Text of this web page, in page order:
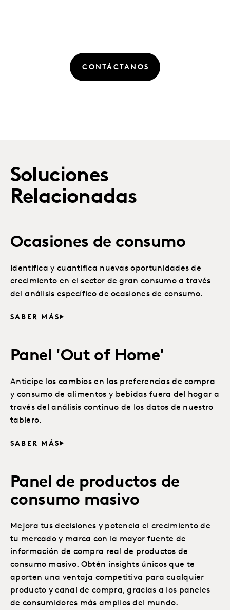
CONTÁCTANOS
Soluciones
Relacionadas
Ocasiones de consumo
Identifica y cuantifica nuevas oportunidades de
crecimiento en el sector de gran consumo a través
del análisis específico de ocasiones de consumo.
SABER MÁS
Panel 'Out of Home'
Anticipe los cambios en las preferencias de compra
y consumo de alimentos y bebidas fuera del hogar a
través del análisis continuo de los datos de nuestro
tablero.
SABER MÁS
Panel de productos de
consumo masivo
Mejora tus decisiones y potencia el crecimiento de
tu mercado y marca con la mayor fuente de
información de compra real de productos de
consumo masivo. Obtén insights únicos que te
aporten una ventaja competitiva para cualquier
producto y canal de compra, gracias a los paneles
de consumidores más amplios del mundo.